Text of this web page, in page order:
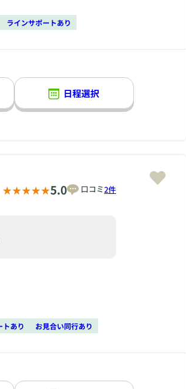
ラインサポートあり
日程選択
5.0 口コミ2件
トあり お見合い同行あり